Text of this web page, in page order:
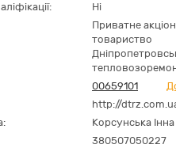
Ні
Приватне
товариство
00659101
http://
Корсунська Інна
380507050227